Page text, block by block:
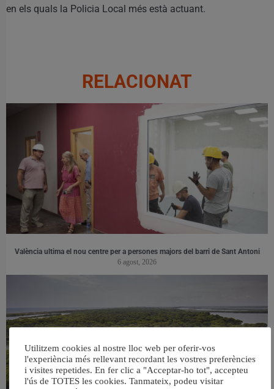
en els quals la Policia Local més està actuant.
RELACIONAT
València ultima el nou centre per a persones majors del barri de Sant Antoni
6 agost, 2026
Utilitzem cookies al nostre lloc web per oferir-vos
l'experiència més rellevant recordant les vostres preferències
i visites repetides. En fer clic a "Acceptar-ho tot", accepteu
l'ús de TOTES les cookies. Tanmateix, podeu visitar